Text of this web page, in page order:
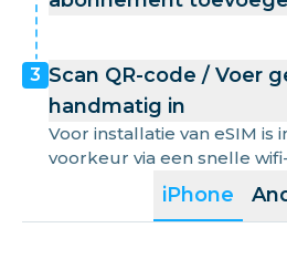
iPhone
3 Scan QR-code / Voer
handmatig in
Voor installatie van eSIM is
voorkeur via een snelle